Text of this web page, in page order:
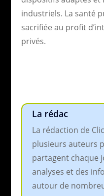
industriels. La santé
sacrifiée au profit
privés.
La rédac
La rédaction de
plusieurs auteurs
partagent chaque
analyses et des
autour de